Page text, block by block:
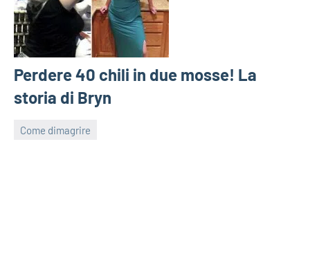
Perdere 40 chili in due mosse! La
storia di Bryn
Come dimagrire